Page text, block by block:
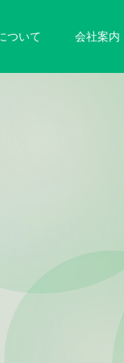
ついて 会社案内